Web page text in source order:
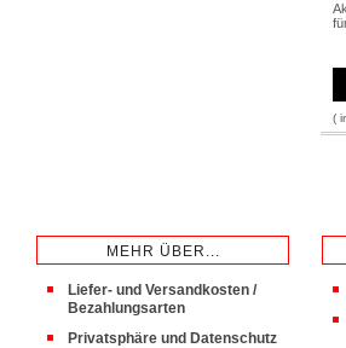
(
MEHR ÜBER...
Liefer- und Versandkosten /
Bezahlungsarten
Privatsphäre und Datenschutz